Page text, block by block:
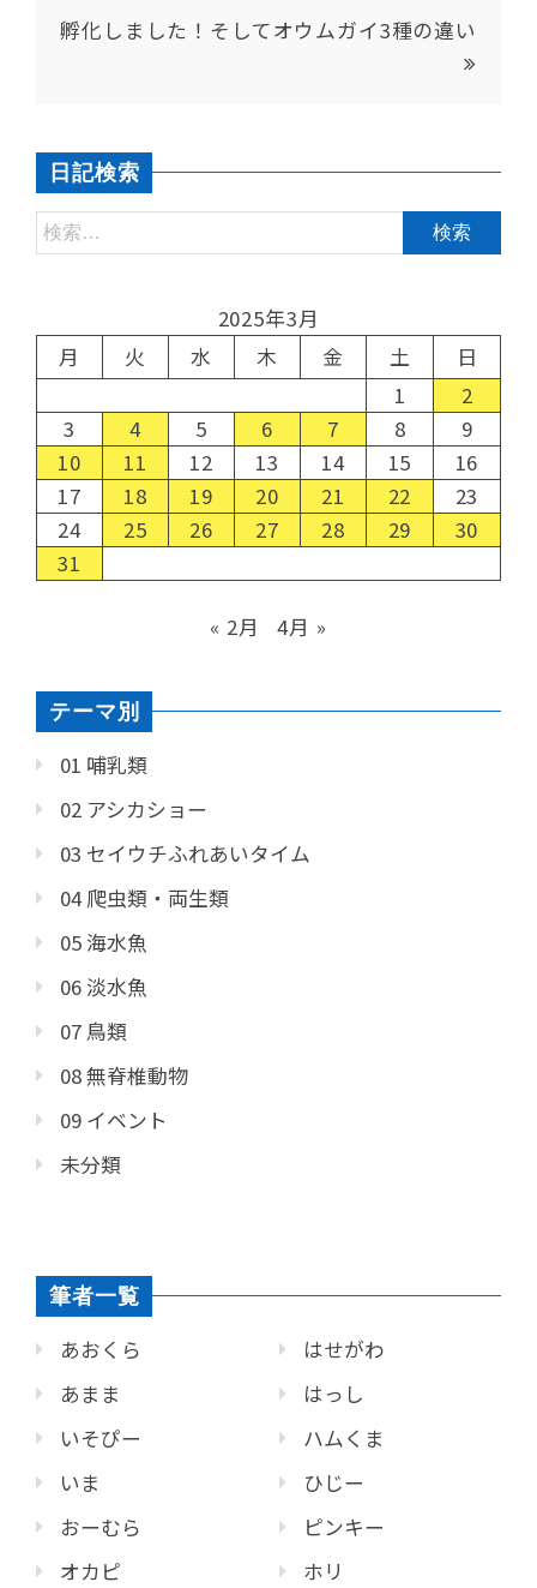
孵化しました！そしてオウムガイ3種の違い
日記検索
2025年3月
月
火 水 木 金 土
日
1
2
3
4 5 6 7 8
9
10
11 12 13 14 15
16
17
18 19 20 21 22
23
24
25 26 27 28 29
30
31
« 2月 4月 »
テーマ別
01 哺乳類
02 アシカショー
03 セイウチふれあいタイム
04 爬虫類・両生類
05 海水魚
06 淡水魚
07 鳥類
08 無脊椎動物
09 イベント
未分類
筆者一覧
あおくら
あまま
いそぴー
いま
おーむら
オカピ
はせがわ
はっし
ハムくま
ひじー
ピンキー
ホリ